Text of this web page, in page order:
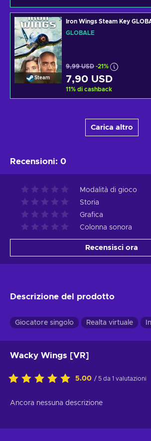
Steam
Iron Wings Steam Key
GLOBALE
9,99 USD -21%
7,90 USD
11% di cashback
Carica altro
Recensioni: 0
Modalità di gioco
Storia
Grafica
Colonna sonora
Recensisci ora
Descrizione del prodotto
Giocatore singolo Realta virtuale
Wacky Wings [VR]
5.00 / 5 da 1 valutazioni
Ancora nessuna descrizione